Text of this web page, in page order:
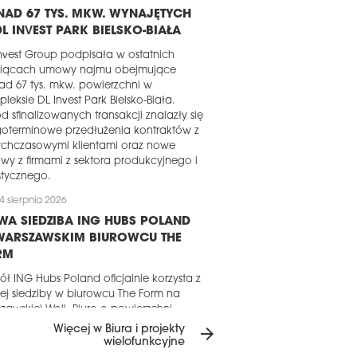
67 TYS. MKW. WYNAJĘTYCH
INVEST PARK BIELSKO-BIAŁA
Group podpisała w ostatnich
umowy najmu obejmujące
67 tys. mkw. powierzchni w
DL Invest Park Bielsko-Biała.
sfinalizowanych transakcji znalazły się
przedłużenia kontraktów z
klientami oraz nowe
z firmami z sektora produkcyjnego i
sierpnia 2026
SIEDZIBA ING HUBS POLAND
BIUROWCU THE
ING Hubs Poland oficjalnie korzysta z
siedziby w biurowcu The Form na
Woli. Biuro o powierzchni
6 tys. mkw., zaprojektowane przez
architektoniczną MIXD,
Więcej w Biura i projekty
wielofunkcyjne
arrow_forward